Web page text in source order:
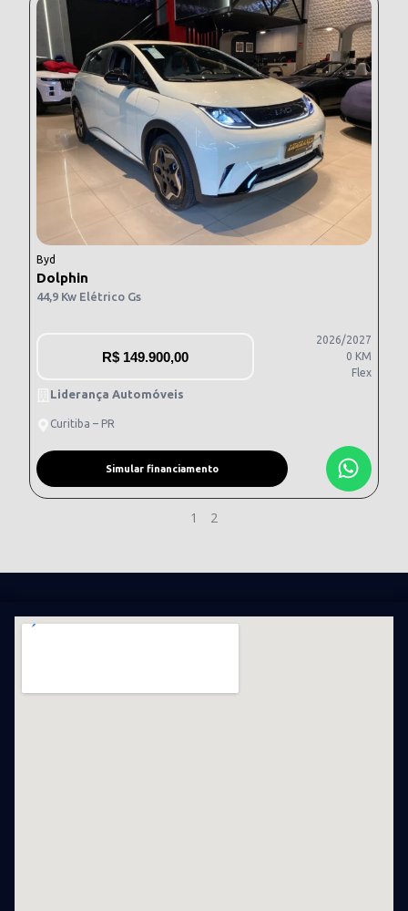
Byd
Dolphin
44,9 Kw Elétrico Gs
R$ 149.900,00
2026/2027
0 KM
Flex
Liderança Automóveis
Curitiba – PR
Simular financiamento
1 2